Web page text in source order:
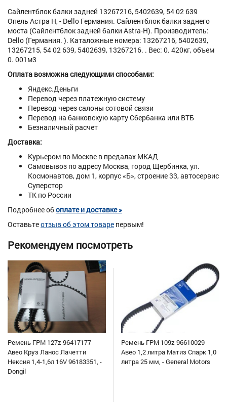
Сайлентблок балки задней 13267216, 5402639, 54 02 639
Опель Астра H, - Dello Германия. Сайлентблок балки заднего
моста (Сайлентблок задней балки Astra-H). Производитель:
Dello (Германия. ). Каталожные номера: 13267216, 5402639,
13267215, 54 02 639, 5402639, 13267216. . Вес: 0. 420кг, объем
0. 001м3
Оплата возможна следующими способами:
Яндекс.Деньги
Перевод через платежную систему
Перевод через салоны сотовой связи
Перевод на банковскую карту Сбербанка или ВТБ
Безналичный расчет
Доставка:
Курьером по Москве в предалах МКАД
Самовывоз по адресу Москва, город Щербинка, ул.
Космонавтов, дом 1, корпус «Б», строение 33, автосервис
Суперстор
ТК по России
Подробнее обоплате и доставке »
Оставьтеотзыв об этом товаре первым!
Рекомендуем посмотреть
Ремень ГРМ 127z 96417177
Авео Круз Ланос Лачетти
Нексия 1,4-1,6л 16V 96183351, -
Dongil
Ремень ГРМ 109z 96610029
Авео 1,2 литра Матиз Спарк 1,0
литра 25 мм, - General Motors